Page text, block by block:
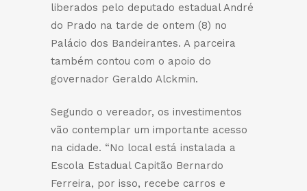
liberados pelo deputado estadual André
do Prado na tarde de ontem (8) no
Palácio dos Bandeirantes. A parceira
também contou com o apoio do
governador Geraldo Alckmin.
Segundo o vereador, os investimentos
vão contemplar um importante acesso
na cidade. “No local está instalada a
Escola Estadual Capitão Bernardo
Ferreira, por isso, recebe carros e